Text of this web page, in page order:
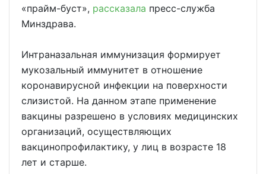
«прайм-буст», рассказала пресс-служба
Минздрава.
Интраназальная иммунизация формирует
мукозальный иммунитет в отношение
коронавирусной инфекции на поверхности
слизистой. На данном этапе применение
вакцины разрешено в условиях медицинских
организаций, осуществляющих
вакцинопрофилактику, у лиц в возрасте 18
лет и старше.